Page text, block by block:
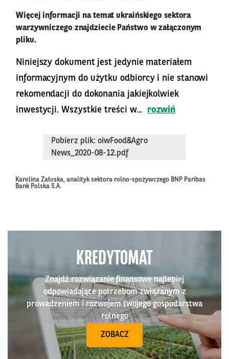
Więcej informacji na temat ukraińskiego sektora
warzywniczego znajdziecie Państwo w załączonym
pliku.
Niniejszy dokument jest jedynie materiałem
informacyjnym do użytku odbiorcy i nie stanowi
rekomendacji do dokonania jakiejkolwiek
inwestycji. Wszystkie treści w...
rozwiń
Pobierz plik: oiwFood&Agro
News_2020-08-12.pdf
Karolina Załuska, analityk sektora rolno-spożywczego BNP Paribas
Bank Polska S.A.
KREDYTOMAT
Znajdź rozwiązanie finansowe najlepiej
odpowiadające potrzebom związanym z
prowadzeniem i rozwojem twojego gospodarstwa
rolnego
ZOBACZ